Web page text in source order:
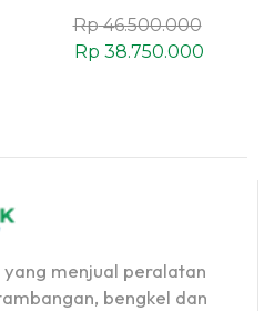
4/11 C Bp Pack EU
Rp46.500.000
Rp 38.750.000
menjual peralatan
bengkel dan